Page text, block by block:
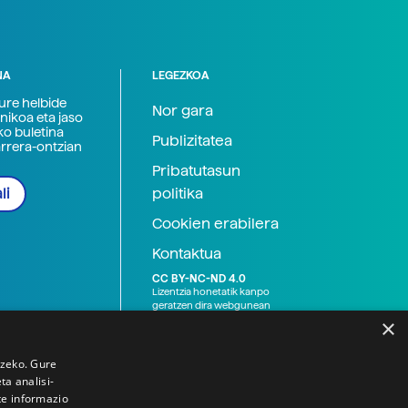
helbide
eta jaso
buletina
ontzian
LEGEZKOA
Nor gara
Publizitatea
Pribatutasun
politika
Cookien erabilera
Kontaktua
CC BY-NC-ND 4.0
Lizentzia honetatik kanpo
geratzen dira webgunean
×
Gure
analisi-
informazio